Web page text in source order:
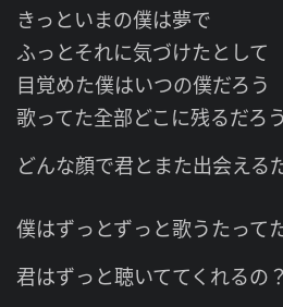
きっといまの僕は夢で
ふっとそれに気づけたとして
目覚めた僕はいつの僕だろう
歌ってた全部どこに残るだろう
どんな顔で君とまた出会える
僕はずっとずっと歌うたって
君はずっと聴いててくれるの？